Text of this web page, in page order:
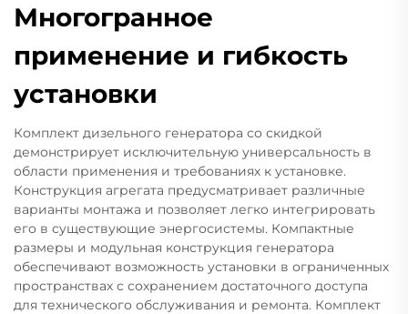
Многогранное
применение и гибкость
установки
Комплект дизельного генератора со скидкой
демонстрирует исключительную универсальность в
области применения и требованиях к установке.
Конструкция агрегата предусматривает различные
варианты монтажа и позволяет легко интегрировать
его в существующие энергосистемы. Компактные
размеры и модульная конструкция генератора
обеспечивают возможность установки в ограниченных
пространствах с сохранением достаточного доступа
для технического обслуживания и ремонта. Комплект